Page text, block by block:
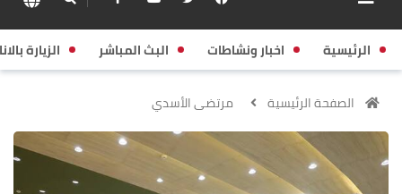
الرئيسية اخبار ونشاطات البث المباشر الزيارة
الصفحة الرئيسية مرتضى الأسدي